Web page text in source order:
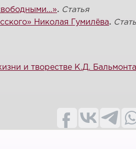
. Статья
Николая Гумилёва.
и творестве К.Д. Бальмонта